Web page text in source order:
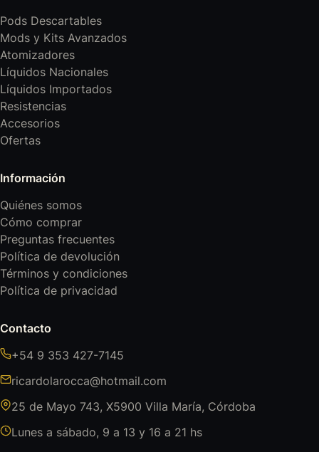
Pods Descartables
Mods y Kits Avanzados
Atomizadores
Líquidos Nacionales
Líquidos Importados
Resistencias
Accesorios
Ofertas
Información
Quiénes somos
Cómo comprar
Preguntas frecuentes
Política de devolución
Términos y condiciones
Política de privacidad
Contacto
+54 9 353 427-7145
ricardolarocca@hotmail.com
25 de Mayo 743, X5900 Villa María, Córdoba
Lunes a sábado, 9 a 13 y 16 a 21 hs